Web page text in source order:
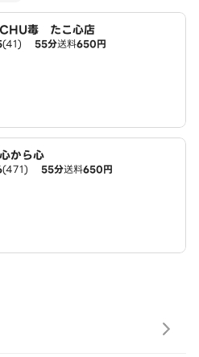
毒 たこ心店
(41) 55分送料650円
から心
(471) 55分送料650円